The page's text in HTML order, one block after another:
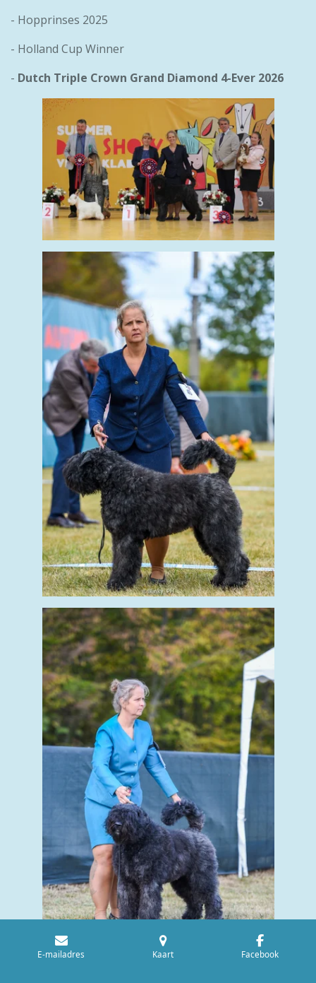
- Hopprinses 2025
- Holland Cup Winner
- Dutch Triple Crown Grand Diamond 4-Ever 2026
E-mailadres Kaart Facebook